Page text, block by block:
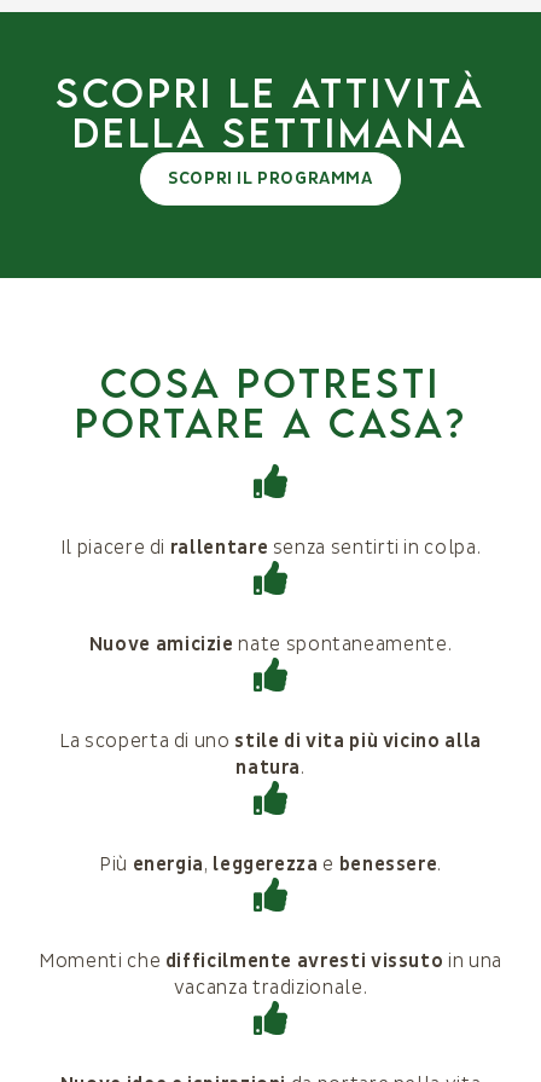
SCOPRI le attività
della settimana
SCOPRI IL PROGRAMMA
Cosa potresti
portare a casa?
Il piacere di rallentare senza sentirti in colpa.
Nuove amicizie nate spontaneamente.
La scoperta di uno stile di vita più vicino alla
natura.
Più energia, leggerezza e benessere.
Momenti che difficilmente avresti vissuto in una
vacanza tradizionale.